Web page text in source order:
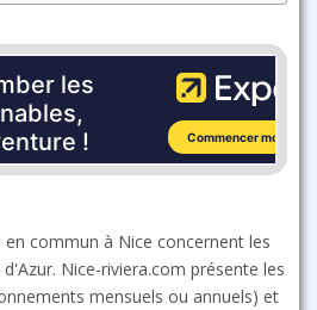
commun à Nice concernent les
Nice-riviera.com présente les
mensuels ou annuels) et